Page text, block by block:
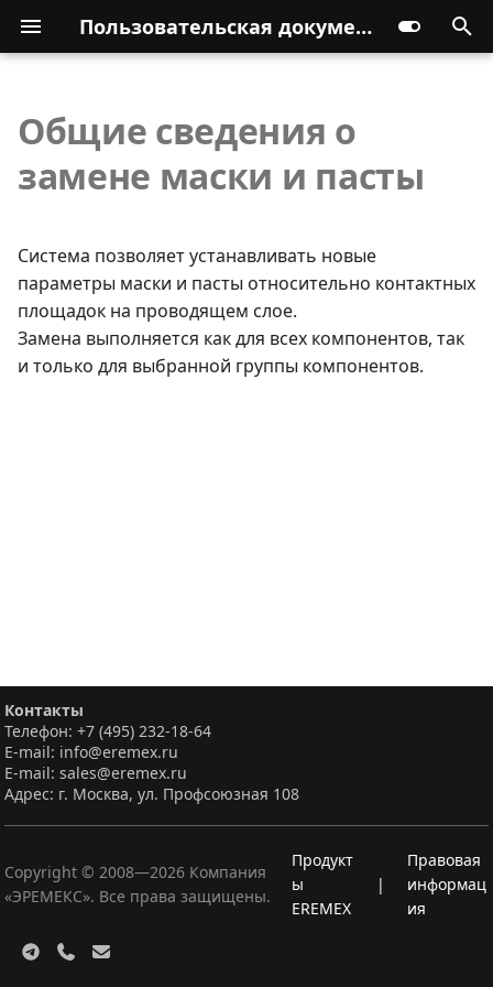
Пользовательская документация
Общие сведения о
замене маски и пасты
Система позволяет устанавливать новые
параметры маски и пасты относительно контактных
площадок на проводящем слое.
Замена выполняется как для всех компонентов, так
и только для выбранной группы компонентов.
Контакты
Телефон: +7 (495) 232-18-64
E-mail: info@eremex.ru
E-mail: sales@eremex.ru
Адрес: г. Москва, ул. Профсоюзная 108
Copyright © 2008—2026 Компания
«ЭРЕМЕКС». Все права защищены.
Продукт
ы
EREMEX
|
Правовая
информац
ия